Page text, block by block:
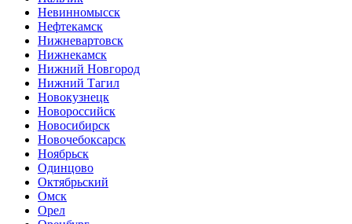
Невинномысск
Нефтекамск
Нижневартовск
Нижнекамск
Нижний Новгород
Нижний Тагил
Новокузнецк
Новороссийск
Новосибирск
Новочебоксарск
Ноябрьск
Одинцово
Октябрьский
Омск
Орел